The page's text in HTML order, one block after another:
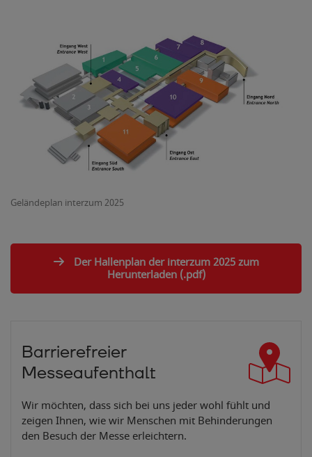
Geländeplan interzum 2025
Der Hallenplan der interzum 2025 zum
Herunterladen (.pdf)
Barrierefreier
Messeaufenthalt
Wir möchten, dass sich bei uns jeder wohl fühlt und
zeigen Ihnen, wie wir Menschen mit Behinderungen
den Besuch der Messe erleichtern.